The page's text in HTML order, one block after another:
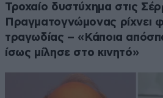
Τροχαίο δυστύχημα στις
Πραγματογνώμονας ρίχνει
τραγωδίας – «Κάποια
ίσως μίλησε στο κινητό»